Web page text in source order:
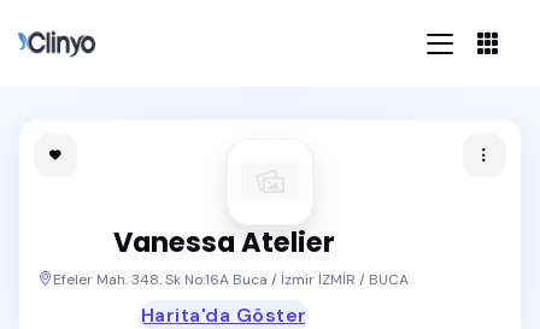
Vanessa Atelier
Efeler Mah. 348. Sk No:16A Buca / İzmir İZMİR / BUCA
Harita'da Göster